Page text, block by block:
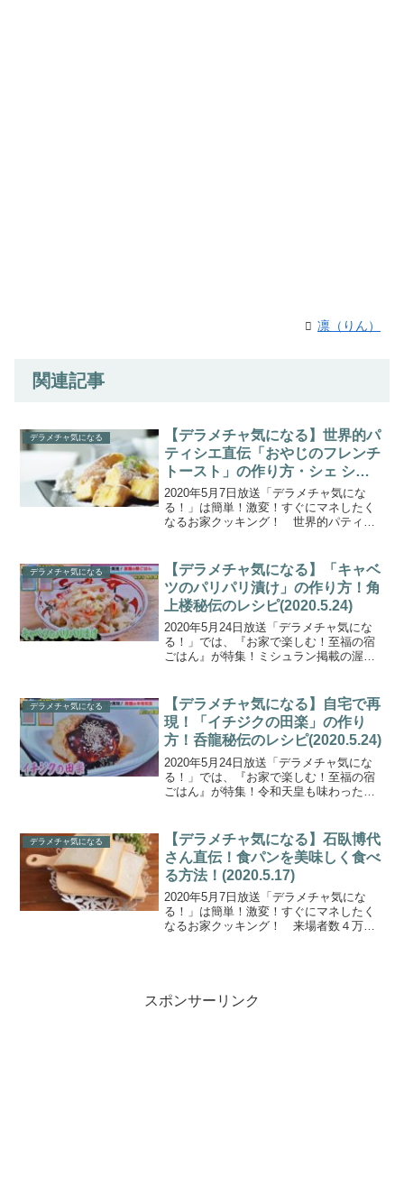
凛（りん）
関連記事
デラメチャ気になる
【デラメチャ気になる】世界的パ
ティシエ直伝「おやじのフレンチ
トースト」の作り方・シェ シバ
タ(2020.5.17)
2020年5月7日放送「デラメチャ気にな
る！」は簡単！激変！すぐにマネしたく
なるお家クッキング！ 世界的パティシ
れる本格的なスイーツレシピを伝授！こ
ちらでは、柴田さ...
デラメチャ気になる
【デラメチャ気になる】「キャベ
ツのパリパリ漬け」の作り方！角
上楼秘伝のレシピ(2020.5.24)
2020年5月24日放送「デラメチャ気にな
る！」では、『お家で楽しむ！至福の宿
ごはん』が特集！ミシュラン掲載の渥美
上楼（かくじょうろう）がキャベツを使
ったお家で簡単に作...
デラメチャ気になる
【デラメチャ気になる】自宅で再
現！「イチジクの田楽」の作り
方！呑龍秘伝のレシピ(2020.5.24)
2020年5月24日放送「デラメチャ気にな
る！」では、『お家で楽しむ！至福の宿
ごはん』が特集！令和天皇も味わった料
じくを使った旅館の味をこっそり伝授！
こちらでは、呑...
デラメチャ気になる
【デラメチャ気になる】石臥博代
さん直伝！食パンを美味しく食べ
る方法！(2020.5.17)
2020年5月7日放送「デラメチャ気にな
る！」は簡単！激変！すぐにマネしたく
なるお家クッキング！ 来場者数４万人
スポンサーリンク